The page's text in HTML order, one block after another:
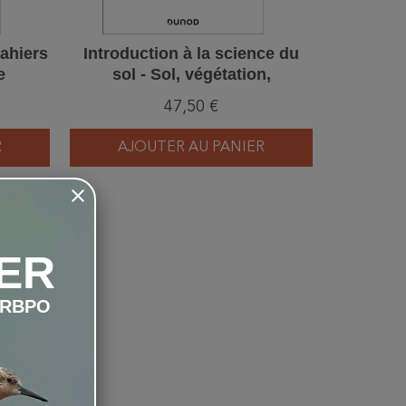
Introduction à la science du
sol - Sol, végétation,
environnement - 8e édition
47,50 €
AJOUTER AU PANIER